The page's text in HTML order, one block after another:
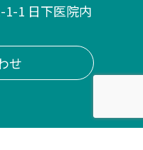
1-1 日下医院内
せ